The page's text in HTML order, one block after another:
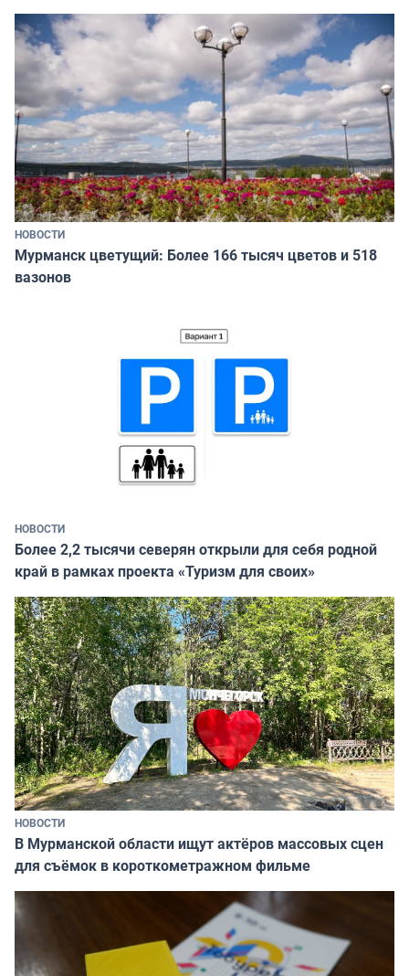
НОВОСТИ
Мурманск цветущий: Более 166 тысяч цветов и 518
вазонов
НОВОСТИ
Более 2,2 тысячи северян открыли для себя родной
край в рамках проекта «Туризм для своих»
НОВОСТИ
В Мурманской области ищут актёров массовых сцен
для съёмок в короткометражном фильме